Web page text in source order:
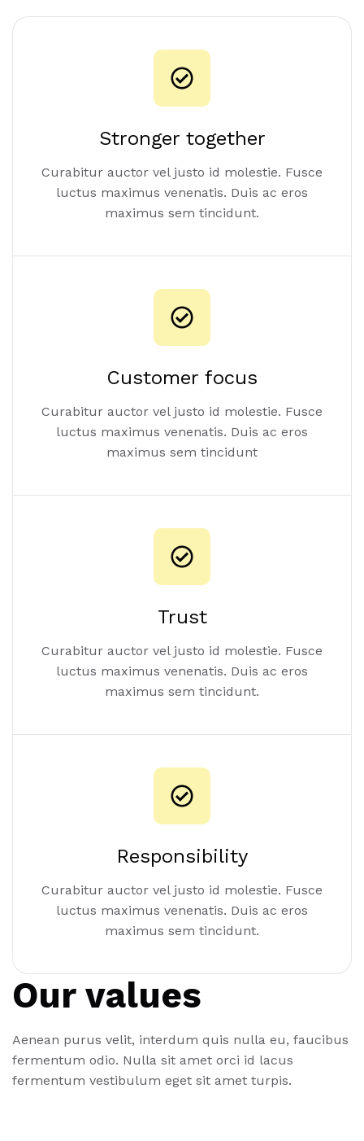
Stronger together
Curabitur auctor vel justo id molestie. Fusce
luctus maximus venenatis. Duis ac eros
maximus sem tincidunt.
Customer focus
Curabitur auctor vel justo id molestie. Fusce
luctus maximus venenatis. Duis ac eros
maximus sem tincidunt
Trust
Curabitur auctor vel justo id molestie. Fusce
luctus maximus venenatis. Duis ac eros
maximus sem tincidunt.
Responsibility
Curabitur auctor vel justo id molestie. Fusce
luctus maximus venenatis. Duis ac eros
maximus sem tincidunt.
Our values
Aenean purus velit, interdum quis nulla eu, faucibus
fermentum odio. Nulla sit amet orci id lacus
fermentum vestibulum eget sit amet turpis.